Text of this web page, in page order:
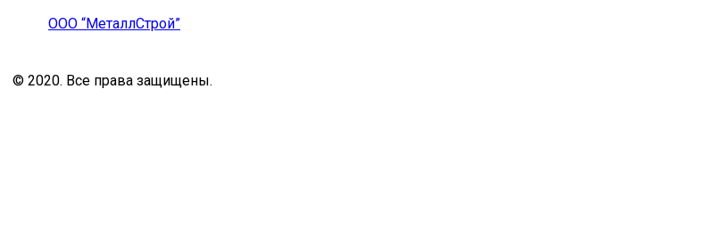
ООО “МеталлСтрой”
© 2020. Все права защищены.